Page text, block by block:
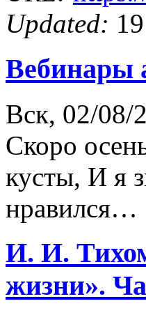
Updated:
Вебинары
Вск, 02/08/
Скоро
кусты, И я
нравился…
И. И.
жизни».